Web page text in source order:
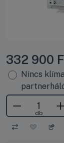
332 900
Nincs
db